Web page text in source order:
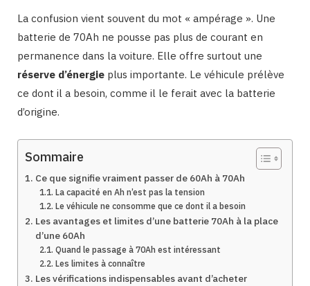
La confusion vient souvent du mot « ampérage ». Une
batterie de 70Ah ne pousse pas plus de courant en
permanence dans la voiture. Elle offre surtout une
réserve d’énergie plus importante. Le véhicule prélève
ce dont il a besoin, comme il le ferait avec la batterie
d’origine.
Sommaire
Ce que signifie vraiment passer de 60Ah à 70Ah
La capacité en Ah n’est pas la tension
Le véhicule ne consomme que ce dont il a besoin
Les avantages et limites d’une batterie 70Ah à la place
d’une 60Ah
Quand le passage à 70Ah est intéressant
Les limites à connaître
Les vérifications indispensables avant d’acheter